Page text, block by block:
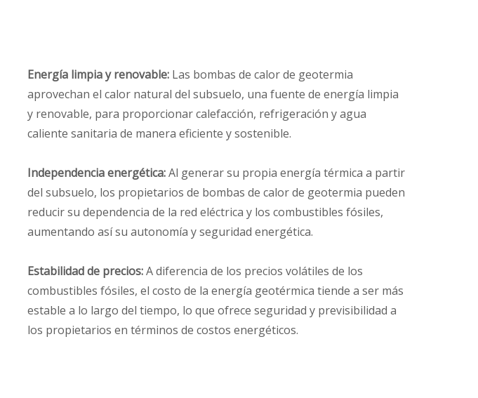
Energía limpia y renovable: Las bombas de calor de geotermia
aprovechan el calor natural del subsuelo, una fuente de energía limpia
y renovable, para proporcionar calefacción, refrigeración y agua
caliente sanitaria de manera eficiente y sostenible.
Independencia energética:Al generar su propia energía térmica a partir
del subsuelo, los propietarios de bombas de calor de geotermia pueden
reducir su dependencia de la red eléctrica y los combustibles fósiles,
aumentando así su autonomía y seguridad energética.
Estabilidad de precios:A diferencia de los precios volátiles de los
combustibles fósiles, el costo de la energía geotérmica tiende a ser más
estable a lo largo del tiempo, lo que ofrece seguridad y previsibilidad a
los propietarios en términos de costos energéticos.